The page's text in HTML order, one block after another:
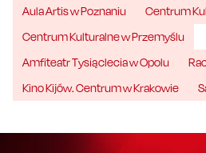
Aula Artis w Poznaniu
Centrum
Centrum Kulturalne w Przemyślu
Amfiteatr Tysiąclecia w Opolu
Kino Kijów. Centrum w Krakowie